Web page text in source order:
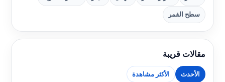
سطح القمر
مقالات قريبة
الأحدث الأكثر مشاهدة